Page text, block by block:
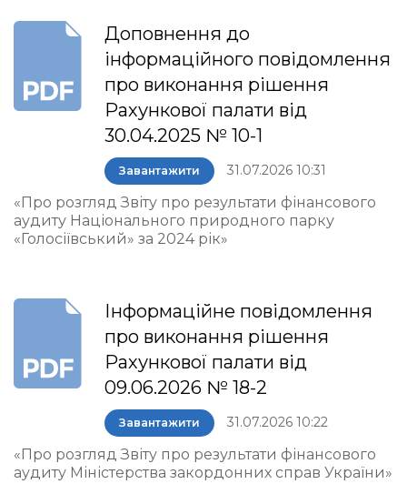
Доповнення до
інформаційного повідомлення
про виконання рішення
Рахункової палати від
30.04.2025 № 10-1
Завантажити 31.07.2026 10:31
«Про розгляд Звіту про результати фінансового
аудиту Національного природного парку
«Голосіївський» за 2024 рік»
Інформаційне повідомлення
про виконання рішення
Рахункової палати від
09.06.2026 № 18-2
Завантажити 31.07.2026 10:22
«Про розгляд Звіту про результати фінансового
аудиту Міністерства закордонних справ України»